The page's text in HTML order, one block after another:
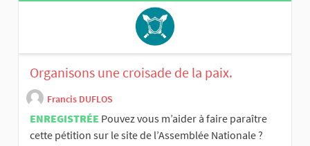
Organisons une croisade de la paix.
Francis DUFLOS
ENREGISTRÉE Pouvez vous m’aider à faire paraître
cette pétition sur le site de l’Assemblée Nationale ?